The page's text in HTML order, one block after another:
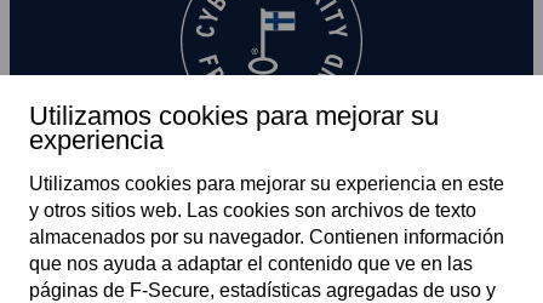
Utilizamos cookies para mejorar su
experiencia
Utilizamos cookies para mejorar su experiencia en este
y otros sitios web. Las cookies son archivos de texto
almacenados por su navegador. Contienen información
que nos ayuda a adaptar el contenido que ve en las
páginas de F‑Secure, estadísticas agregadas de uso y